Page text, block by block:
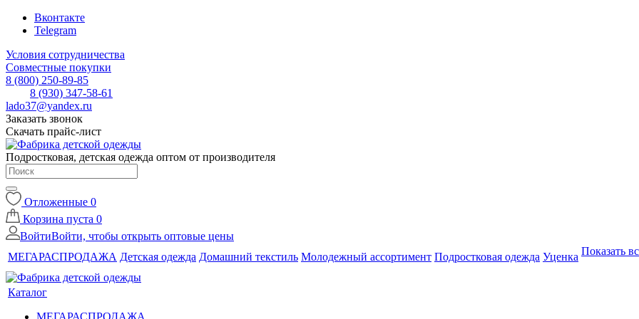
Вконтакте
Telegram
Условия сотрудничества
Совместные покупки
8 (800) 250-89-85
8 (930) 347-58-61
lado37@yandex.ru
Заказать звонок
Скачать прайс-лист
Подростковая, детская одежда оптом от производителя
Отложенные 0
Корзина пуста 0
ВойтиВойти, чтобы открыть оптовые цены
МЕГАРАСПРОДАЖА Детская одежда Домашний текстиль Молодежный ассортимент Подростковая одежда Уценка Показать
Каталог
МЕГАРАСПРОДАЖА